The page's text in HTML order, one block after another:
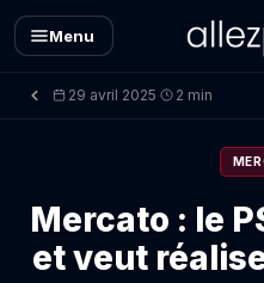
Menu
29 avril 2025· 2 min
Mercato : le
et veut